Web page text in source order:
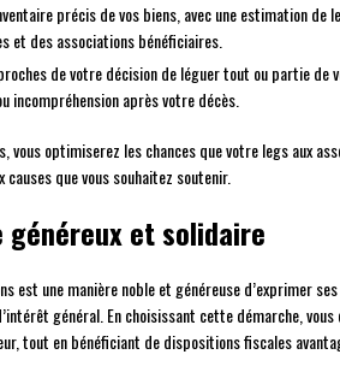
précis de vos biens, avec une estimation
et des associations bénéficiaires.
de votre décision de léguer tout ou partie de
incompréhension après votre décès.
vous optimiserez les chances que votre legs aux
que vous souhaitez soutenir.
généreux et solidaire
est une manière noble et généreuse d’exprimer
général. En choisissant cette démarche,
tout en bénéficiant de dispositions fiscales